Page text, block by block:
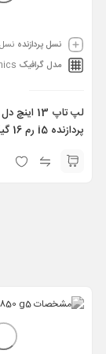
نسل پردازنده نسل 11
مدل گرافیک
16GB 256GB